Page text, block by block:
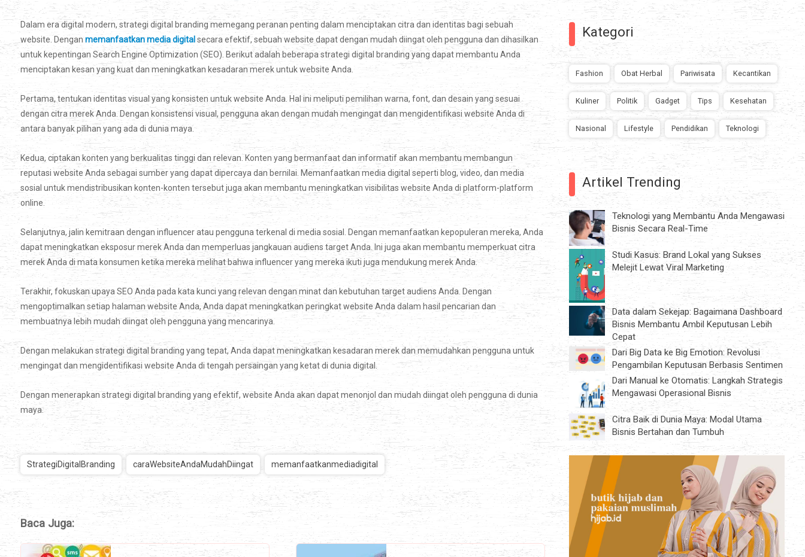
Dalam era digital modern, strategi digital branding memegang peranan penting dalam menciptakan citra dan identitas bagi sebuah
website. Denganmemanfaatkan media digital secara efektif, sebuah website dapat dengan mudah diingat oleh pengguna dan dihasilkan
untuk kepentingan Search Engine Optimization (SEO). Berikut adalah beberapa strategi digital branding yang dapat membantu Anda
menciptakan kesan yang kuat dan meningkatkan kesadaran merek untuk website Anda.
Pertama, tentukan identitas visual yang konsisten untuk website Anda. Hal ini meliputi pemilihan warna, font, dan desain yang sesuai
dengan citra merek Anda. Dengan konsistensi visual, pengguna akan dengan mudah mengingat dan mengidentifikasi website Anda di
antara banyak pilihan yang ada di dunia maya.
Kedua, ciptakan konten yang berkualitas tinggi dan relevan. Konten yang bermanfaat dan informatif akan membantu membangun
reputasi website Anda sebagai sumber yang dapat dipercaya dan bernilai. Memanfaatkan media digital seperti blog, video, dan media
sosial untuk mendistribusikan konten-konten tersebut juga akan membantu meningkatkan visibilitas website Anda di platform-platform
online.
Selanjutnya, jalin kemitraan dengan influencer atau pengguna terkenal di media sosial. Dengan memanfaatkan kepopuleran mereka, Anda
dapat meningkatkan eksposur merek Anda dan memperluas jangkauan audiens target Anda. Ini juga akan membantu memperkuat citra
merek Anda di mata konsumen ketika mereka melihat bahwa influencer yang mereka ikuti juga mendukung merek Anda.
Terakhir, fokuskan upaya SEO Anda pada kata kunci yang relevan dengan minat dan kebutuhan target audiens Anda. Dengan
mengoptimalkan setiap halaman website Anda, Anda dapat meningkatkan peringkat website Anda dalam hasil pencarian dan
membuatnya lebih mudah diingat oleh pengguna yang mencarinya.
Dengan melakukan strategi digital branding yang tepat, Anda dapat meningkatkan kesadaran merek dan memudahkan pengguna untuk
mengingat dan mengidentifikasi website Anda di tengah persaingan yang ketat di dunia digital.
Dengan menerapkan strategi digital branding yang efektif, website Anda akan dapat menonjol dan mudah diingat oleh pengguna di dunia
maya.
StrategiDigitalBranding caraWebsiteAndaMudahDiingat memanfaatkanmediadigital
Baca Juga:
Kategori
Fashion Obat Herbal Pariwisata Kecantikan
Kuliner Politik Gadget Tips Kesehatan
Nasional Lifestyle Pendidikan Teknologi
Artikel Trending
Teknologi yang Membantu Anda Mengawasi
Bisnis Secara Real-Time
Studi Kasus: Brand Lokal yang Sukses
Melejit Lewat Viral Marketing
Data dalam Sekejap: Bagaimana Dashboard
Bisnis Membantu Ambil Keputusan Lebih
Cepat
Dari Big Data ke Big Emotion: Revolusi
Pengambilan Keputusan Berbasis Sentimen
Dari Manual ke Otomatis: Langkah Strategis
Mengawasi Operasional Bisnis
Citra Baik di Dunia Maya: Modal Utama
Bisnis Bertahan dan Tumbuh